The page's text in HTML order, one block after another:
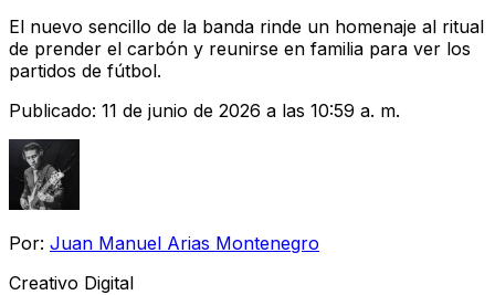
El nuevo sencillo de la banda rinde un homenaje al ritual
de prender el carbón y reunirse en familia para ver los
partidos de fútbol.
Publicado: 11 de junio de 2026 a las 10:59 a. m.
Por: Juan Manuel Arias Montenegro
Creativo Digital